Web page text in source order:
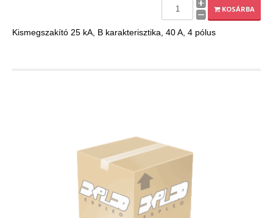
KOSÁRBA
Kismegszakító 25 kA, B karakterisztika, 40 A, 4 pólus